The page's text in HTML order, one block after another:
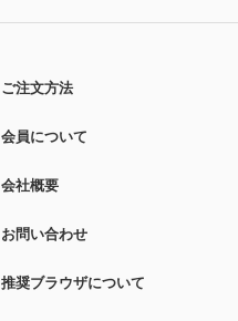
ご注文方法
会員について
会社概要
お問い合わせ
推奨ブラウザについて